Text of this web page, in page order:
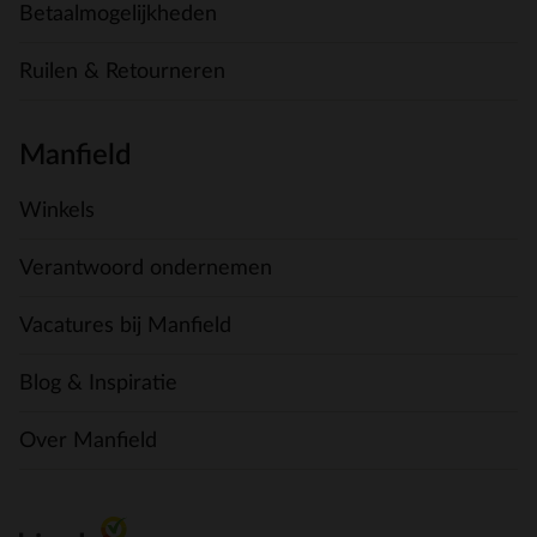
Betaalmogelijkheden
Ruilen & Retourneren
Manfield
Winkels
Verantwoord ondernemen
Vacatures bij Manfield
Blog & Inspiratie
Over Manfield